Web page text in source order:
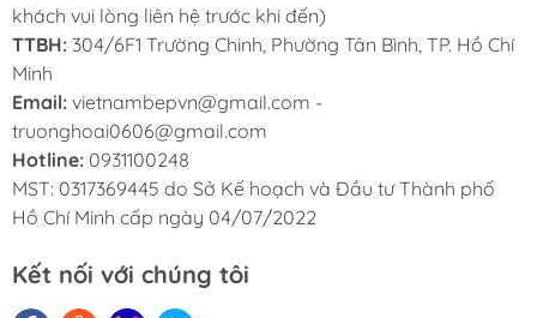
B-GEM. Hiện naySAYHOME
phối thiết bị gia dụng B-GEM uy tín với đội ngũ
nhân viên chuyên nghiệp, am hiểu về sản phẩm,
đội ngũ kỹ thuật lành nghề, có thể giải đáp mọi
thắc mắc về những vấn đề " nhà mình" đang quan
tâm với dịch vụ bảo hành, lắp đặt hậu mãi ân cần!
HOTLINE TƯ VẤN 24/7:
khách vui lòng liên hệ trước khi đến)
TTBH: 304/6F1 Trường Chinh, Phường Tân Bình, TP. Hồ Chí
Minh
Email: vietnambepvn@gmail.com -
truonghoai0606@gmail.com
Hotline: 0931100248
MST: 0317369445 do Sở Kế hoạch và Đầu tư Thành phố
Hồ Chí Minh cấp ngày 04/07/2022
Kết nối với chúng tôi